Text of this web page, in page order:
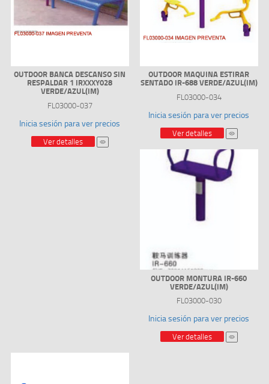
OUTDOOR BANCA DESCANSO SIN
RESPALDAR 1 IRXXXY028
VERDE/AZUL(IM)
FL03000-037
Inicia sesión para ver precios
Ver detalles
OUTDOOR MAQUINA ESTIRAR
SENTADO IR-688 VERDE/AZUL(IM)
FL03000-034
Inicia sesión para ver precios
Ver detalles
OUTDOOR MONTURA IR-660
VERDE/AZUL(IM)
FL03000-030
Inicia sesión para ver precios
Ver detalles